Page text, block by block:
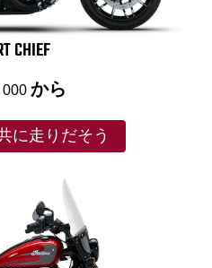
CHIEF
000 から
共に走りだそう